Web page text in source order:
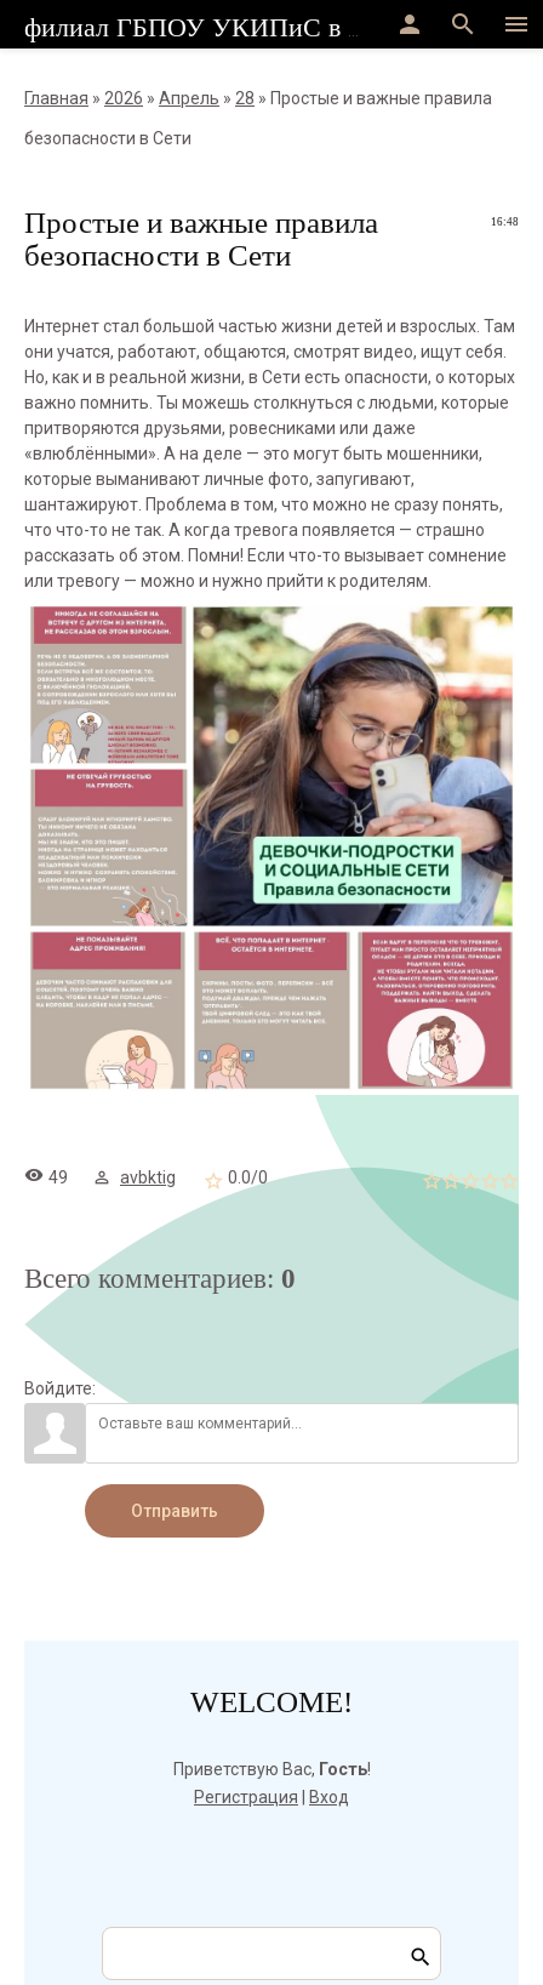
menu
search
person
Главная » 2026 » Апрель » 28 » Простые и важные правила
безопасности в Сети
16:48
Простые и важные правила
безопасности в Сети
Интернет стал большой частью жизни детей и взрослых. Там
они учатся, работают, общаются, смотрят видео, ищут себя.
Но, как и в реальной жизни, в Сети есть опасности, о которых
важно помнить. Ты можешь столкнуться с людьми, которые
притворяются друзьями, ровесниками или даже
«влюблёнными». А на деле — это могут быть мошенники,
которые выманивают личные фото, запугивают,
шантажируют. Проблема в том, что можно не сразу понять,
что что-то не так. А когда тревога появляется — страшно
рассказать об этом. Помни! Если что-то вызывает сомнение
или тревогу — можно и нужно прийти к родителям.
49 avbktig 0.0/0
Всего комментариев: 0
Войдите:
Отправить
WELCOME!
Приветствую Вас, Гость!
Регистрация
Вход